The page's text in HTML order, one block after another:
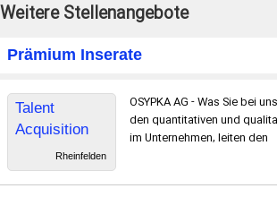
Weitere Stellenangebote
Prämium Inserate
Talent
Acquisition
Manager
/ Recruiter
Rheinfelden
OSYPKA AG - Was Sie bei
den quantitativen und
im Unternehmen, leiten den